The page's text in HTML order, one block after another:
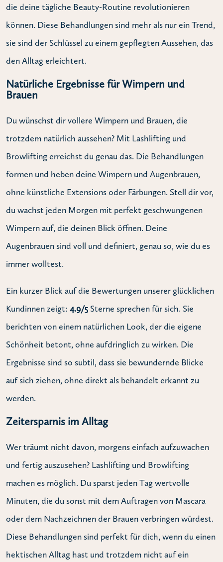
die deine tägliche Beauty-Routine revolutionieren
können. Diese Behandlungen sind mehr als nur ein Trend,
sie sind der Schlüssel zu einem gepflegten Aussehen, das
den Alltag erleichtert.
Natürliche Ergebnisse für Wimpern und
Brauen
Du wünschst dir vollere Wimpern und Brauen, die
trotzdem natürlich aussehen? Mit Lashlifting und
Browlifting erreichst du genau das. Die Behandlungen
formen und heben deine Wimpern und Augenbrauen,
ohne künstliche Extensions oder Färbungen. Stell dir vor,
du wachst jeden Morgen mit perfekt geschwungenen
Wimpern auf, die deinen Blick öffnen. Deine
Augenbrauen sind voll und definiert, genau so, wie du es
immer wolltest.
Ein kurzer Blick auf die Bewertungen unserer glücklichen
Kundinnen zeigt: 4.9/5 Sterne sprechen für sich. Sie
berichten von einem natürlichen Look, der die eigene
Schönheit betont, ohne aufdringlich zu wirken. Die
Ergebnisse sind so subtil, dass sie bewundernde Blicke
auf sich ziehen, ohne direkt als behandelt erkannt zu
werden.
Zeitersparnis im Alltag
Wer träumt nicht davon, morgens einfach aufzuwachen
und fertig auszusehen? Lashlifting und Browlifting
machen es möglich. Du sparst jeden Tag wertvolle
Minuten, die du sonst mit dem Auftragen von Mascara
oder dem Nachzeichnen der Brauen verbringen würdest.
Diese Behandlungen sind perfekt für dich, wenn du einen
hektischen Alltag hast und trotzdem nicht auf ein